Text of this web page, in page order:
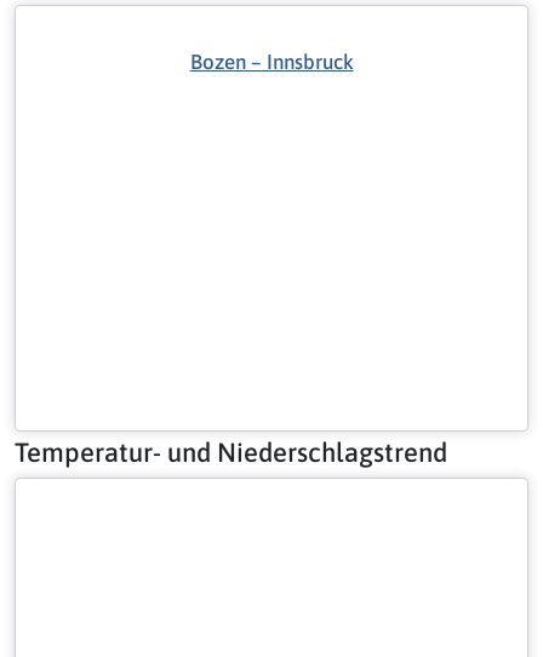
Bozen – Innsbruck
Temperatur- und Niederschlagstrend